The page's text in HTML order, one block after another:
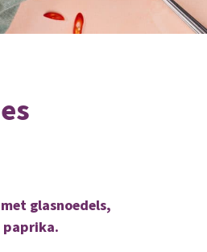
glasnoedels,
paprika.